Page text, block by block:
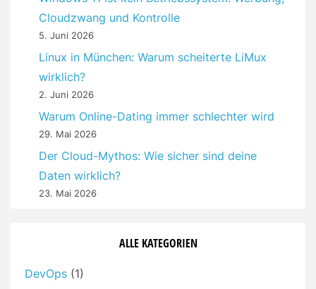
Cloudzwang und Kontrolle
5. Juni 2026
Linux in München: Warum scheiterte LiMux
wirklich?
2. Juni 2026
Warum Online-Dating immer schlechter wird
29. Mai 2026
Der Cloud-Mythos: Wie sicher sind deine
Daten wirklich?
23. Mai 2026
ALLE KATEGORIEN
DevOps (1)